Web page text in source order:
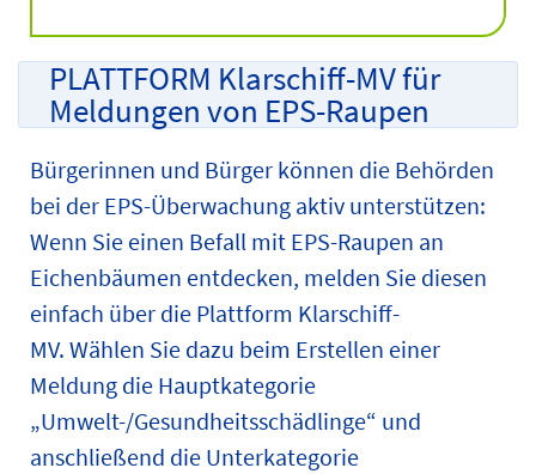
PLATTFORM Klarschiff-MV für
Meldungen von EPS-Raupen
Bürgerinnen und Bürger können die Behörden
bei der EPS-Überwachung aktiv unterstützen:
Wenn Sie einen Befall mit EPS-Raupen an
Eichenbäumen entdecken, melden Sie diesen
einfach über die Plattform Klarschiff-
MV. Wählen Sie dazu beim Erstellen einer
Meldung die Hauptkategorie
„Umwelt-/Gesundheitsschädlinge“ und
anschließend die Unterkategorie